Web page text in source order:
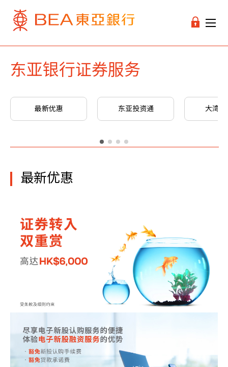
东亚银行证券服务
最新优惠 东亚投资通 大湾区
最新优惠